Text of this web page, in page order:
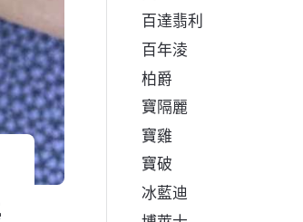
百達翡利
百年淩
柏爵
寶隔麗
寶雞
寶破
冰藍迪